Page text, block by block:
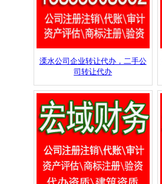
溧水公司企业转让代办，二手公
司转让代办